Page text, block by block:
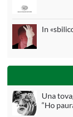
In
Una
“Ho